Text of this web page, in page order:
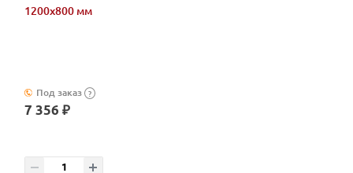
1200х800 мм
Под заказ ?
7 356 ₽